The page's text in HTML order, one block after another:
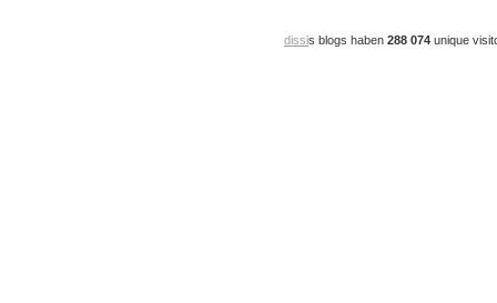
dissis blogs haben 288 074 unique